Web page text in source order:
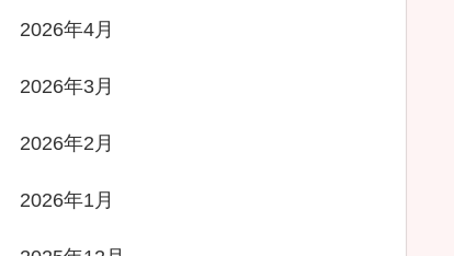
2026年4月
2026年3月
2026年2月
2026年1月